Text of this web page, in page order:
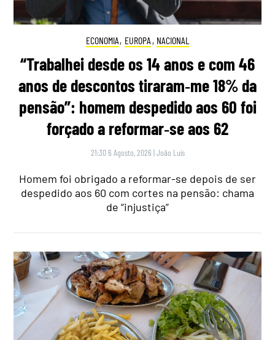
ECONOMIA, EUROPA , NACIONAL
“Trabalhei desde os 14 anos e com 46
anos de descontos tiraram‑me 18% da
pensão”: homem despedido aos 60 foi
forçado a reformar‑se aos 62
21:30 6 Agosto, 2026 |João Luís
Homem foi obrigado a reformar-se depois de ser
despedido aos 60 com cortes na pensão: chama
de “injustiça”